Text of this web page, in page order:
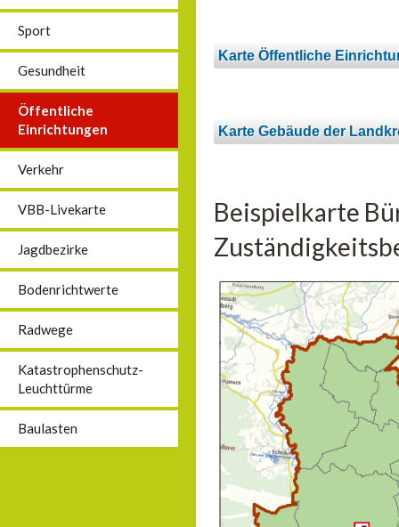
Sport
Gesundheit
Öffentliche
Einrichtungen
Verkehr
VBB-Livekarte
Jagdbezirke
Bodenrichtwerte
Radwege
Katastrophenschutz-
Leuchttürme
Baulasten
Karte Öffentliche
Karte Gebäude der
Beispielkarte